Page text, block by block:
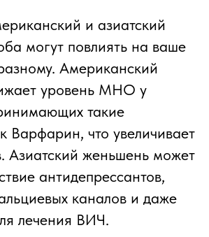
и азиатский
могут повлиять на ваше
Американский
уровень МНО у
такие
Варфарин, что увеличивает
Азиатский женьшень может
антидепрессантов,
каналов и даже
лечения ВИЧ.